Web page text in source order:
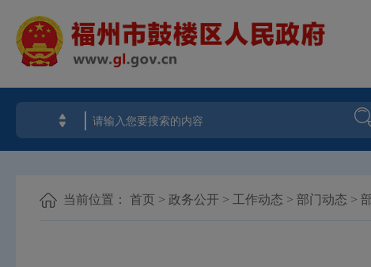
当前位置： 首页 > 政务公开 > 工作动态 > 部门动态 >